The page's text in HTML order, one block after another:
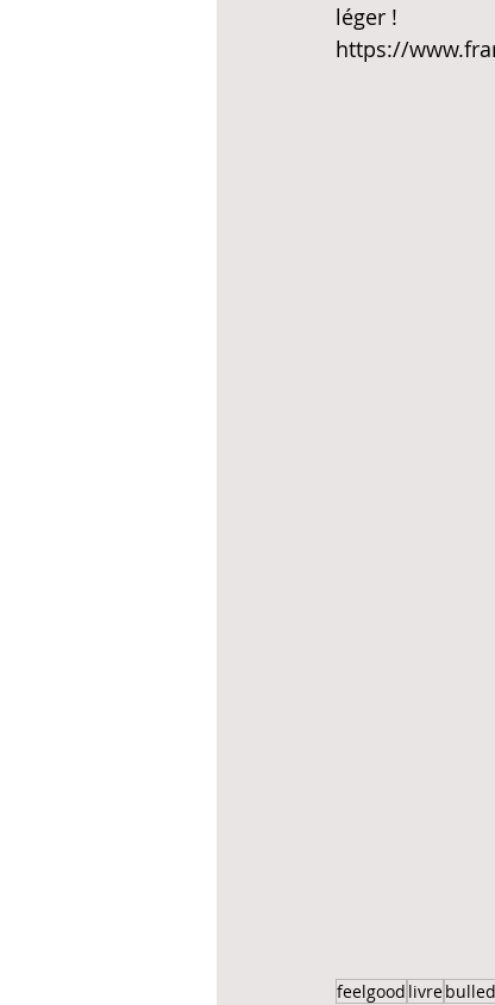
Deuxième roman Secrets
léger !
https://
feelgood livre